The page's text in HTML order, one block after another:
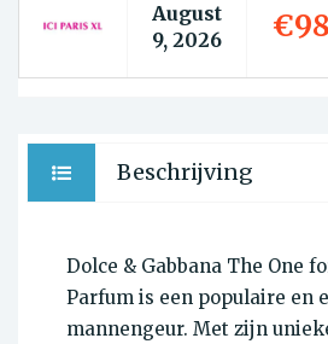
August
9, 2026
Beschrijving
Dolce & Gabbana The One
Parfum is een populaire en
mannengeur. Met zijn